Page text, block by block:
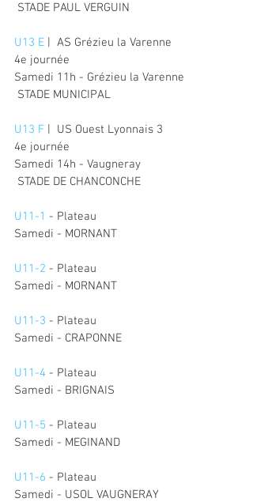
STADE PAUL VERGUIN
U13 E |  AS Grézieu la Varenne
4e journée
Samedi 11h - Grézieu la Varenne
STADE MUNICIPAL
U13 F |  US Ouest Lyonnais 3
4e journée
Samedi 14h - Vaugneray
STADE DE CHANCONCHE
U11-1 - Plateau
Samedi - MORNANT
U11-2 - Plateau
Samedi - MORNANT
U11-3 - Plateau
Samedi - CRAPONNE
U11-4 - Plateau
Samedi - BRIGNAIS
U11-5 - Plateau
Samedi - MEGINAND
U11-6 - Plateau
Samedi - USOL VAUGNERAY